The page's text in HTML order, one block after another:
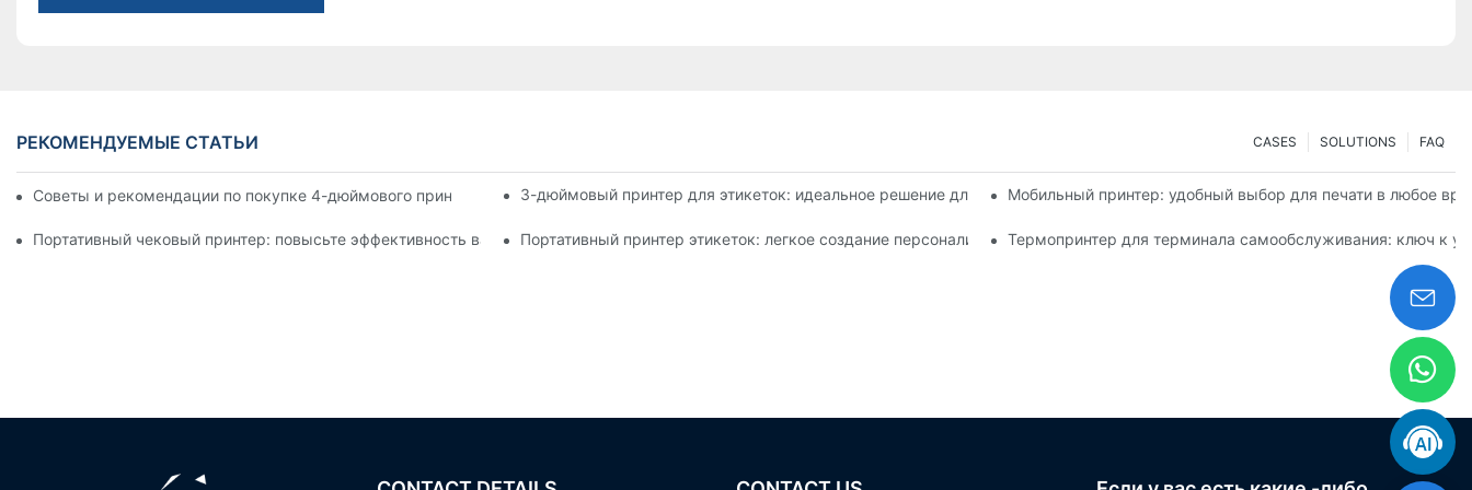
РЕКОМЕНДУЕМЫЕ СТАТЬИ FAQ
SOLUTIONS
CASES
Советы и рекомендации по покупке 4-дюймового принтера для этикеток, которые вам нужно знать в 2025 году3-дюймовый принтер для этикеток: идеальное решение для небольших объемов печати этикеток
Мобильный принтер: удобный выбор для печати в любое
Портативный чековый принтер: повысьте эффективность вашего малого бизнесаПортативный принтер этикеток: легкое создание персонализированных этикетокТермопринтер для терминала самообслуживания: ключ к